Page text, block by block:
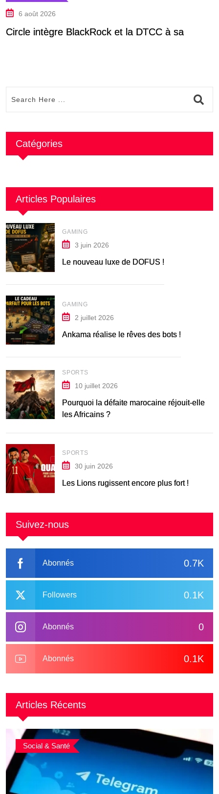
6 août 2026
Circle intègre BlackRock et la DTCC à sa
Catégories
Articles Populaires
GAMING
3 juin 2026
Le nouveau luxe de DOFUS !
GAMING
2 juillet 2026
Ankama réalise le rêves des bots !
SPORTS
10 juillet 2026
Pourquoi la défaite marocaine réjouit-elle
les Africains ?
SPORTS
30 juin 2026
Les Lions rugissent encore plus fort !
Suivez-nous
0.7K
Abonnés
0.1K
Followers
0
Abonnés
0.1K
Abonnés
Articles Récents
Social & Santé